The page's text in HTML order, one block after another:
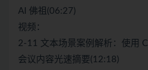
AI 佛祖(06:27)
视频：
2-11 文本场景案例解析：使用
会议内容光速摘要(12:18)